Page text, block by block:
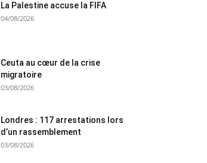
La Palestine accuse la FIFA
04/08/2026
Ceuta au cœur de la crise
migratoire
03/08/2026
Londres : 117 arrestations lors
d’un rassemblement
03/08/2026